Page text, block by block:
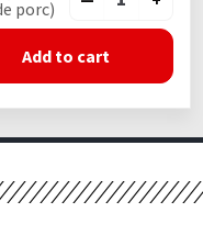
porc)
Add to cart